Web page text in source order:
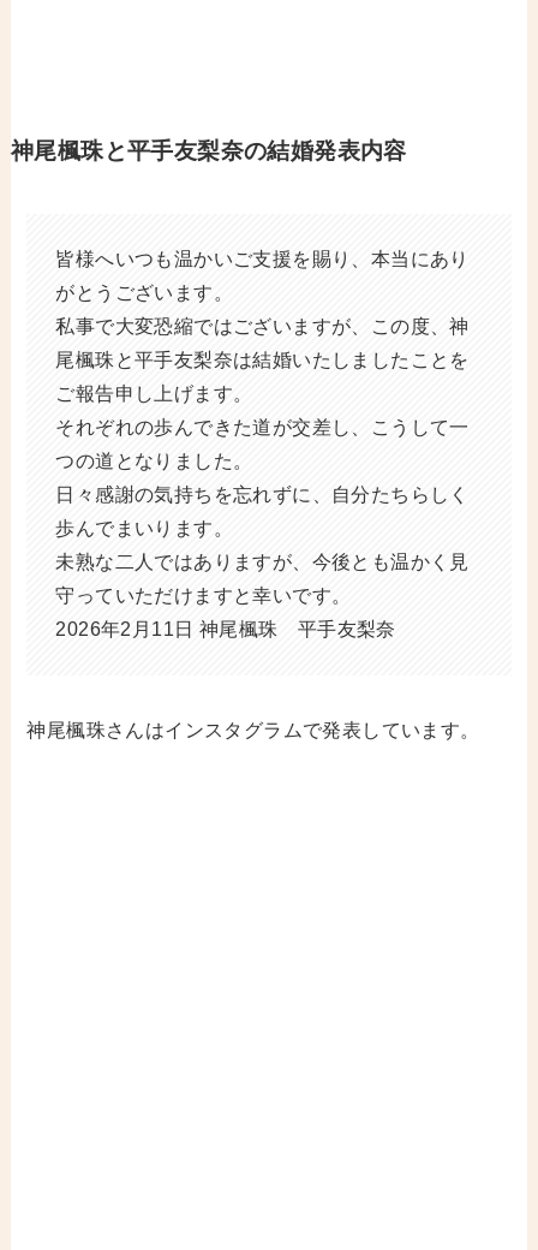
神尾楓珠と平手友梨奈の結婚発表内容
皆様へいつも温かいご支援を賜り、本当にあり
がとうございます。
私事で大変恐縮ではございますが、この度、神
尾楓珠と平手友梨奈は結婚いたしましたことを
ご報告申し上げます。
それぞれの歩んできた道が交差し、こうして一
つの道となりました。
日々感謝の気持ちを忘れずに、自分たちらしく
歩んでまいります。
未熟な二人ではありますが、今後とも温かく見
守っていただけますと幸いです。
2026年2月11日 神尾楓珠 平手友梨奈
神尾楓珠さんはインスタグラムで発表しています。